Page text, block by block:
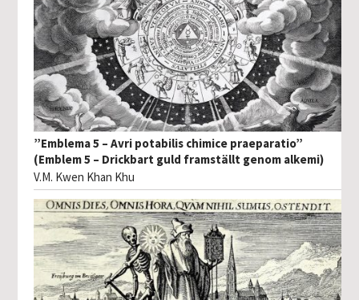
”Emblema 5 – Avri potabilis chimice praeparatio”
(Emblem 5 – Drickbart guld framställt genom alkemi)
V.M. Kwen Khan Khu